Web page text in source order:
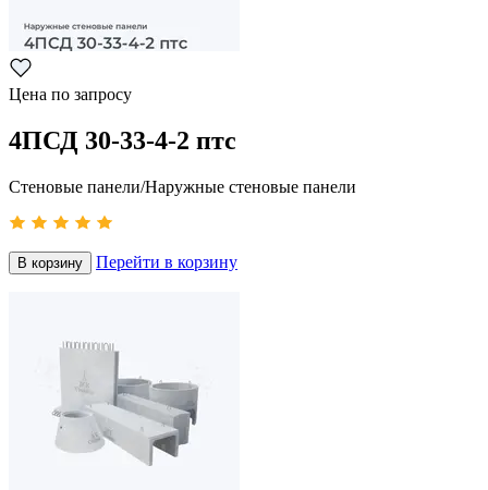
Цена по запросу
4ПСД 30-33-4-2 птс
Стеновые панели/Наружные стеновые панели
В корзину Перейти в корзину